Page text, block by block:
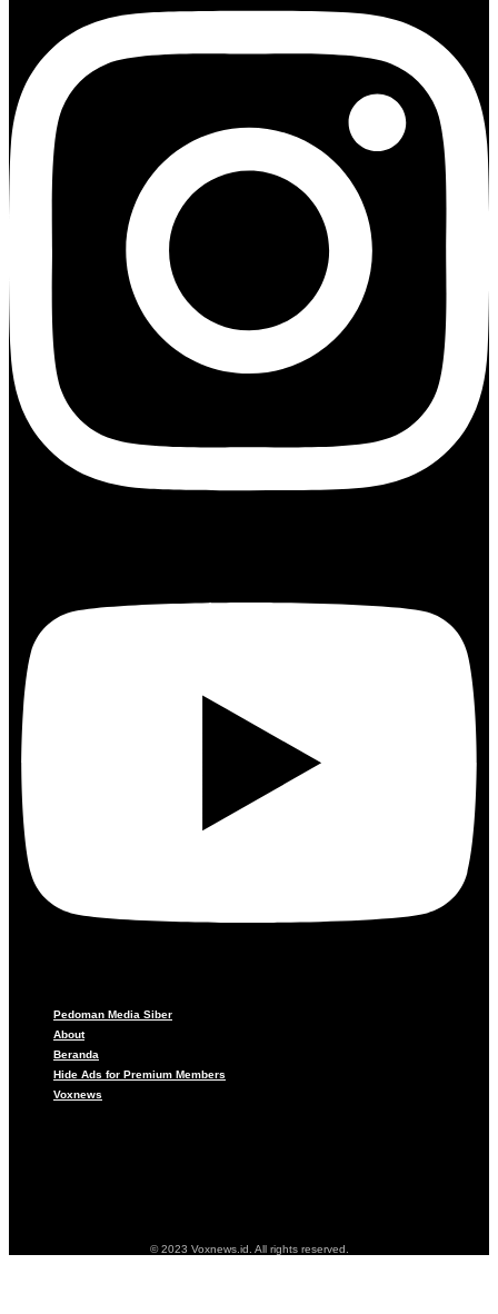
Pedoman Media Siber
About
Beranda
Hide Ads for Premium Members
Voxnews
© 2023 Voxnews.id. All rights reserved.